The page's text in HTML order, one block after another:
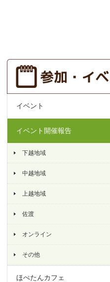
イベント
イベント開催報告
下越地域
中越地域
上越地域
佐渡
オンライン
その他
ほぺたんカフェ